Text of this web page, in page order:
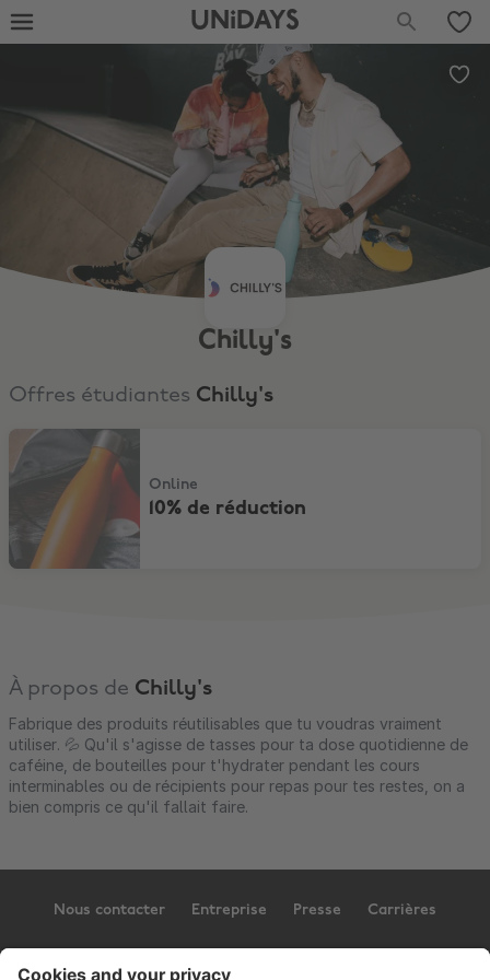
UNiDAYS
Chilly's
Offres étudiantes Chilly's
10% de réduction
Online
10% de réduction
À propos de Chilly's
Fabrique des produits réutilisables que tu voudras vraiment
utiliser. 💦 Qu'il s'agisse de tasses pour ta dose quotidienne de
caféine, de bouteilles pour t'hydrater pendant les cours
interminables ou de récipients pour repas pour tes restes, on a
bien compris ce qu'il fallait faire.
Nous contacter Entreprise Presse Carrières